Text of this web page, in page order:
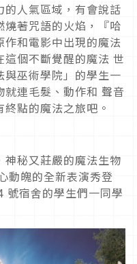
人氣區域，有會說話
著咒語的火焰，『哈
和電影中出現的魔法
個不斷覺醒的魔法 世
巫術學院」的學生一
連毛髮、動作和 聲音
點的魔法之旅吧。
秘又莊嚴的魔法生物
動魄的全新表演秀登
號宿舍的學生們一同學